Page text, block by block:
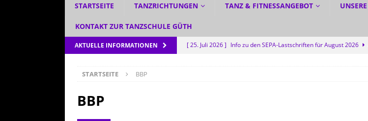
STARTSEITE TANZRICHTUNGEN TANZ & FITNESSANGEBOT
KONTAKT ZUR TANZSCHULE GÜTH
AKTUELLE INFORMATIONEN [ 25. Juli 2026 ] Info zu den SEPA-Lastschriften für August 2026
STARTSEITE BBP
BBP